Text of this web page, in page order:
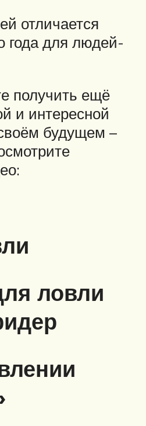
отличается
года для людей-
получить ещё
и интересной
будущем –
ловли